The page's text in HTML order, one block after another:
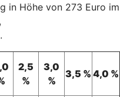
in Höhe von 273 Euro im
2,5
%
3,0
%
3,5 % 4,0 %